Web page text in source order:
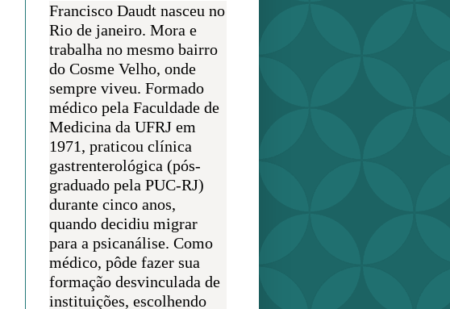
Francisco Daudt nasceu no
Rio de janeiro. Mora e
trabalha no mesmo bairro
do Cosme Velho, onde
sempre viveu. Formado
médico pela Faculdade de
Medicina da UFRJ em
1971, praticou clínica
gastrenterológica (pós-
graduado pela PUC-RJ)
durante cinco anos,
quando decidiu migrar
para a psicanálise. Como
médico, pôde fazer sua
formação desvinculada de
instituições, escolhendo